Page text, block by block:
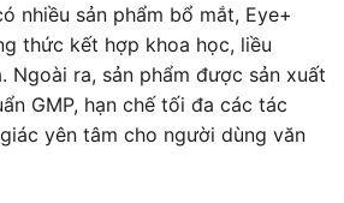
nhiều sản phẩm bổ mắt, Eye+
thức kết hợp khoa học, liều
Ngoài ra, sản phẩm được sản xuất
GMP, hạn chế tối đa các tác
yên tâm cho người dùng văn